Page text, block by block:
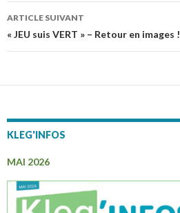
des
articles
ARTICLE SUIVANT
« JEU suis VERT » – Retour en images !
KLEG'INFOS
MAI 2026